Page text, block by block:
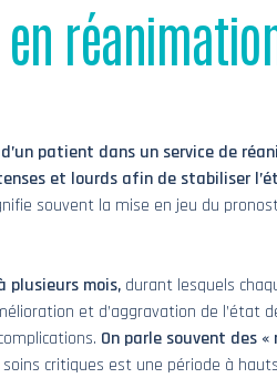
en
patient dans un service de
et lourds afin de stabiliser
souvent la mise en jeu du
plusieurs mois, durant lesquels
et d’aggravation de l’état
On parle souvent des
critiques est une période à